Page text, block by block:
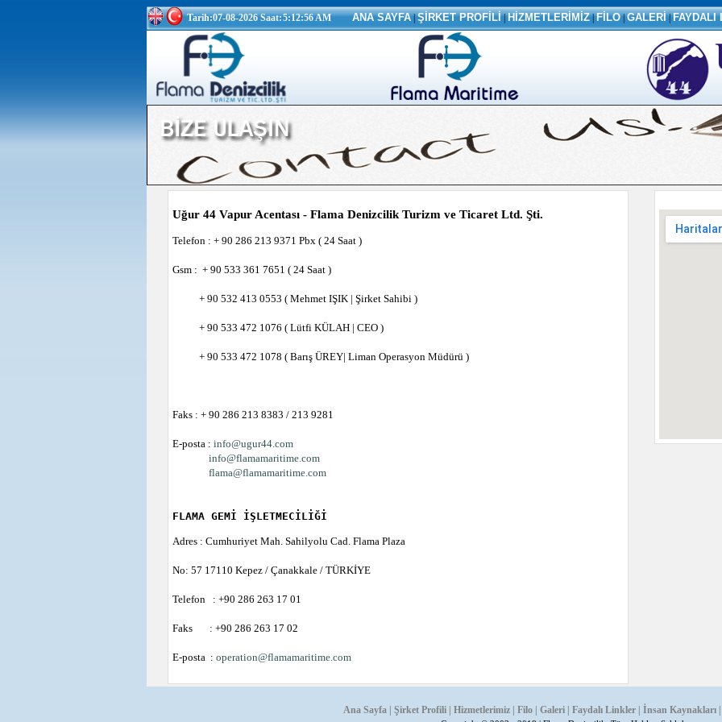
ANA SAYFA|ŞİRKET PROFİLİ|HİZMETLERİMİZ|FİLO|GALERİ|FAYDALI
Tarih:07-08-2026 Saat:5:12:57 AM
Uğur 44 Vapur Acentası - Flama Denizcilik Turizm ve Ticaret Ltd. Şti.
Telefon : + 90 286 213 9371 Pbx ( 24 Saat )
Gsm : + 90 533 361 7651 ( 24 Saat )
+ 90 532 413 0553 ( Mehmet IŞIK | Şirket Sahibi )
+ 90 533 472 1076 ( Lütfi KÜLAH | CEO )
+ 90 533 472 1078 ( Barış ÜREY| Liman Operasyon Müdürü )
Faks : + 90 286 213 8383 / 213 9281
E-posta : info@ugur44.com
info@flamamaritime.com
flama@flamamaritime.com
FLAMA GEMİ İŞLETMECİLİĞİ
Adres : Cumhuriyet Mah. Sahilyolu Cad. Flama Plaza
No: 57 17110 Kepez / Çanakkale / TÜRKİYE
Telefon : +90 286 263 17 01
Faks : +90 286 263 17 02
E-posta : operation@flamamaritime.com
Ana Sayfa Şirket Profili Hizmetlerimiz Filo Galeri Faydalı Linkler İnsan Kaynakları